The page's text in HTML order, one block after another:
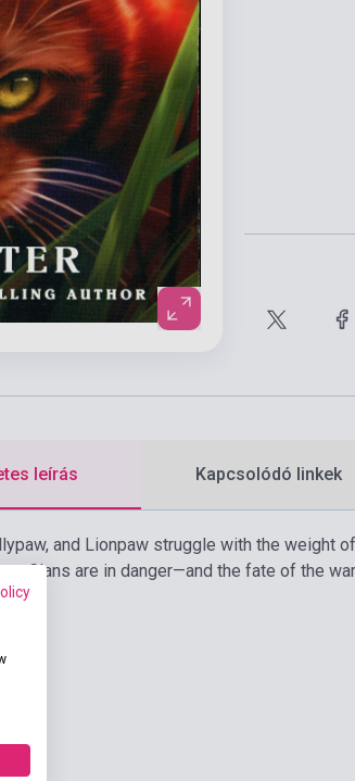
leírás Kapcsolódó linkek
and Lionpaw struggle with the weight
Clans are in danger—and the fate of the